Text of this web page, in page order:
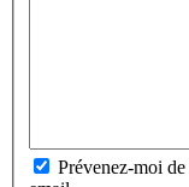
Prévenez-moi